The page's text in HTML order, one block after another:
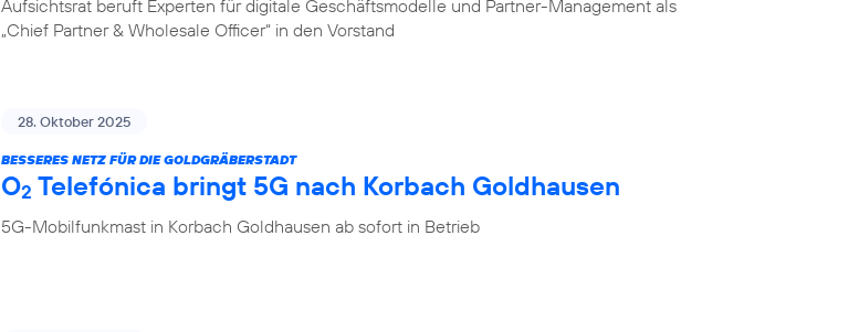
Aufsichtsrat beruft Experten für digitale Geschäftsmodelle und Partner-Management als
„Chief Partner & Wholesale Officer“ in den Vorstand
28. Oktober 2025
BESSERES NETZ FÜR DIE GOLDGRÄBERSTADT
O2 Telefónica bringt 5G nach Korbach Goldhausen
5G-Mobilfunkmast in Korbach Goldhausen ab sofort in Betrieb